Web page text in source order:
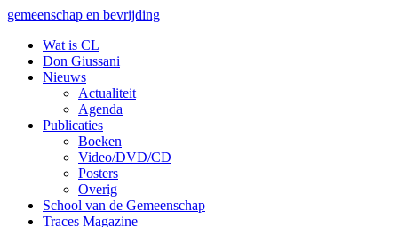
gemeenschap en bevrijding
Wat is CL
Don Giussani
Nieuws
Actualiteit
Agenda
Publicaties
Boeken
Video/DVD/CD
Posters
Overig
School van de Gemeenschap
Traces Magazine